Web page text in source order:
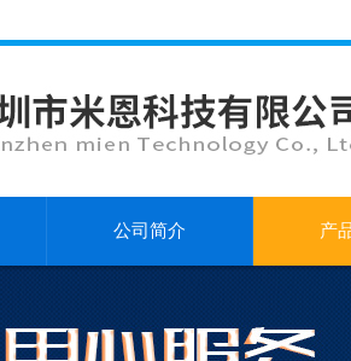
公司简介 产